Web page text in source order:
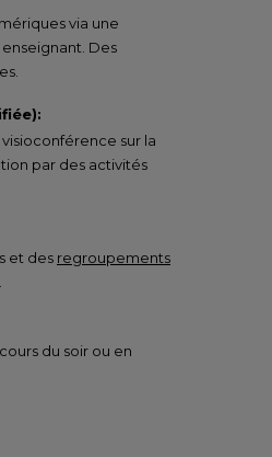
via une
Des
sur la
par des activités
et des regroupements
du soir ou en